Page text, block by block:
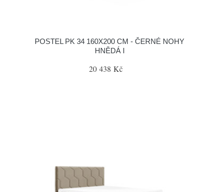
POSTEL PK 34 160X200 CM - ČERNÉ NOHY
HNĚDÁ I
20 438 Kč